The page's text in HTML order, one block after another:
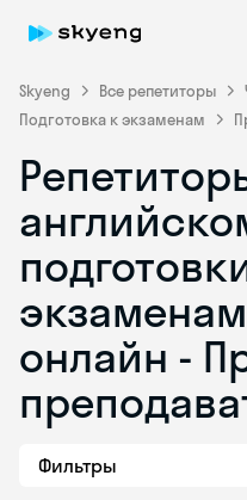
Skyeng Все репетиторы
Подготовка к экзаменам
онлайн -
Фильтры
Skyeng Chat